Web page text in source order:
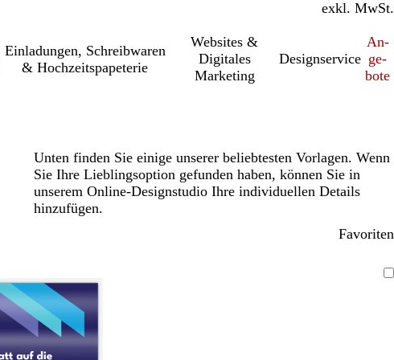
inkl. MwSt.
exkl. MwSt.
Einl­a­dung­en, Schreib­wa­ren
& Hochzeitspapeterie
Websites &
Digitales
Marketing
Designservice
An­­
ge­­
bo­­te
Unten finden Sie einige unserer beliebtesten Vorlagen. Wenn
Sie Ihre Lieblingsoption gefunden haben, können Sie in
unserem Online-Designstudio Ihre individuellen Details
hinzufügen.
Favoriten